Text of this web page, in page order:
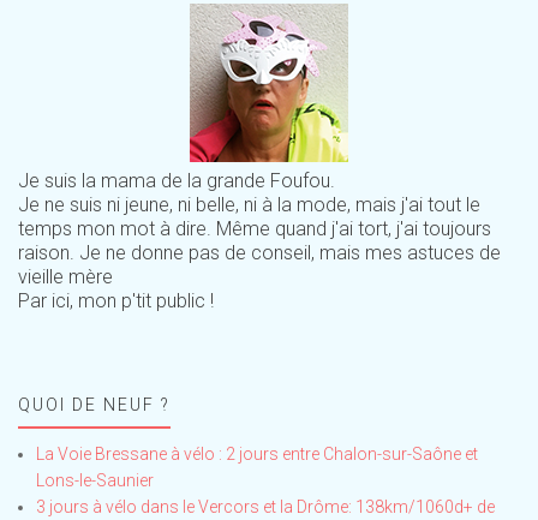
Je suis la mama de la grande Foufou.
Je ne suis ni jeune, ni belle, ni à la mode, mais j'ai tout le
temps mon mot à dire. Même quand j'ai tort, j'ai toujours
raison. Je ne donne pas de conseil, mais mes astuces de
vieille mère
Par ici, mon p'tit public !
QUOI DE NEUF ?
La Voie Bressane à vélo : 2 jours entre Chalon-sur-Saône et
Lons-le-Saunier
3 jours à vélo dans le Vercors et la Drôme: 138km/1060d+ de